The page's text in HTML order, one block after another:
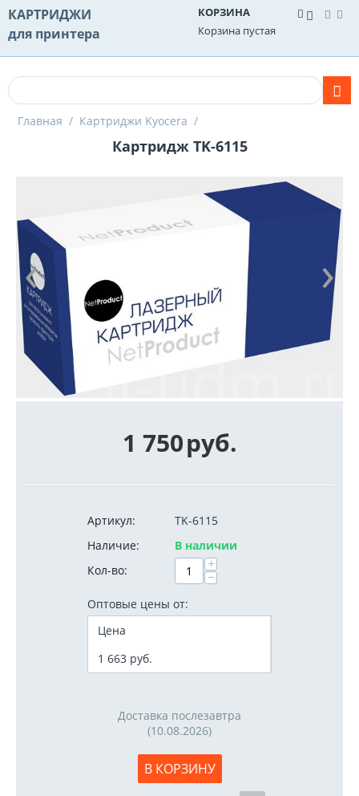
КАРТРИДЖИ
для принтера
КОРЗИНА
Корзина пустая
Главная / Картриджи Kyocera /
Картридж TK-6115
1 750руб.
Артикул:
TK-6115
Наличие:
В наличии
Кол-во:
+
−
Оптовые цены от:
Цена
1 663 руб.
Доставка послезавтра
(10.08.2026)
В КОРЗИНУ